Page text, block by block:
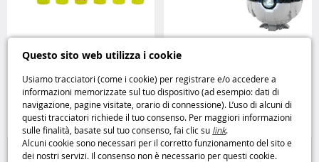
Questo sito web utilizza i cookie
Usiamo tracciatori (come i cookie) per registrare e/o accedere a
informazioni memorizzate sul tuo dispositivo (ad esempio: dati di
navigazione, pagine visitate, orario di connessione). L’uso di alcuni di
questi tracciatori richiede il tuo consenso. Per maggiori informazioni
sulle finalità, basate sul tuo consenso, fai clic su link.
Alcuni cookie sono necessari per il corretto funzionamento del sito e
dei nostri servizi. Il consenso non è necessario per questi cookie.
Play-Doh Colori d’Estate 12
vasetti per un’esplosione di
creativitàPlay-Doh
12,95€
Hobby creativi
Mega Poké Ball Gigante HMW04
formato maxiMega Construx
27,95€
Giochi di costruzione